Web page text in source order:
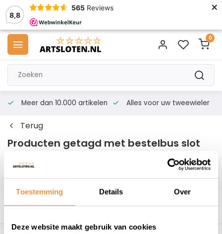
Toestemming Details Over
Deze website maakt gebruik van cookies
8,8
565 Reviews ×
0
Meer dan 10.000 artikelen Alles voor uw tweewieler
Terug
Producten getagd met bestelbus slot
Filters